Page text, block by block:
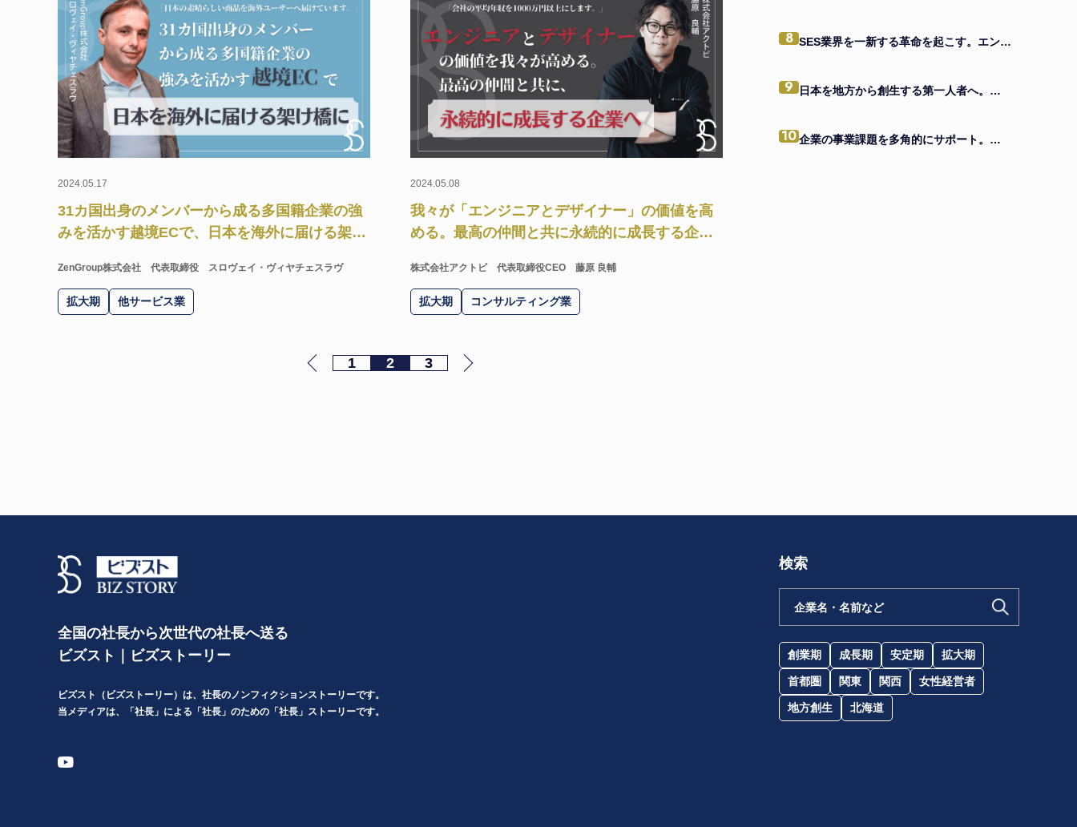
2024.05.17
31カ国出身のメンバーから成る多国籍企業の強
みを活かす越境ECで、日本を海外に届ける架け
ZenGroup株式会社 代表取締役 スロヴェイ・ヴィヤチェスラヴ
拡大期 他サービス業
2024.05.08
我々が「エンジニアとデザイナー」の価値を高
める。最高の仲間と共に永続的に成長する企業
株式会社アクトビ 代表取締役CEO 藤原 良輔
拡大期 コンサルティング業
1 2 3
8 SES業界を一新する革命を起こす。エンジニアの価値向上を掲げる、エンジニアファースト企業。
9 日本を地方から創生する第一人者へ。窮地を乗り越えたメンバーと共に。
10 企業の事業課題を多角的にサポート。頼れる中小企業の駆け込み寺へ
全国の社長から次世代の社長へ送る
ビズスト｜ビズストーリー
ビズスト（ビズストーリー）は、社長のノンフィクションストーリーです。
当メディアは、「社長」による「社長」のための「社長」ストーリーです。
検索
創業期 成長期 安定期 拡大期
首都圏 関東 関西 女性経営者
地方創生 北海道